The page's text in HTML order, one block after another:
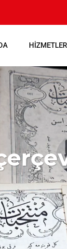
HIZMETLER